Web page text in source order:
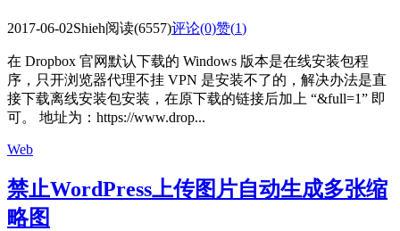
2017-06-02Shieh阅读(6557)评论(0)赞(1)
在 Dropbox 官网默认下载的 Windows 版本是在线安装包程
序，只开浏览器代理不挂 VPN 是安装不了的，解决办法是直
接下载离线安装包安装，在原下载的链接后加上 “&full=1” 即
可。 地址为：https://www.drop...
Web
禁止WordPress上传图片自动生成多张缩
略图